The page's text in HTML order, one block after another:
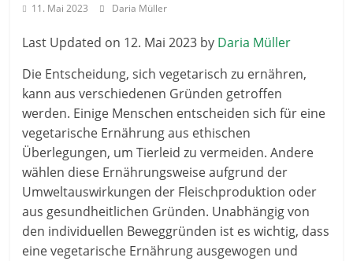
11. Mai 2023 Daria Müller
Last Updated on 12. Mai 2023 by Daria Müller
Die Entscheidung, sich vegetarisch zu ernähren,
kann aus verschiedenen Gründen getroffen
werden. Einige Menschen entscheiden sich für eine
vegetarische Ernährung aus ethischen
Überlegungen, um Tierleid zu vermeiden. Andere
wählen diese Ernährungsweise aufgrund der
Umweltauswirkungen der Fleischproduktion oder
aus gesundheitlichen Gründen. Unabhängig von
den individuellen Beweggründen ist es wichtig, dass
eine vegetarische Ernährung ausgewogen und